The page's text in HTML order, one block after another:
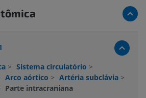
> Sistema circulatório >
Arco aórtico > Artéria subclávia >
Parte intracraniana